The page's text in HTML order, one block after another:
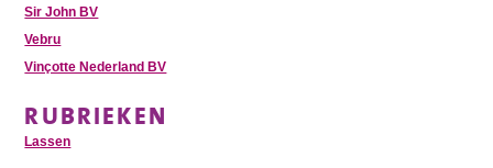
Sir John BV
Vebru
Vinçotte Nederland BV
RUBRIEKEN
Lassen